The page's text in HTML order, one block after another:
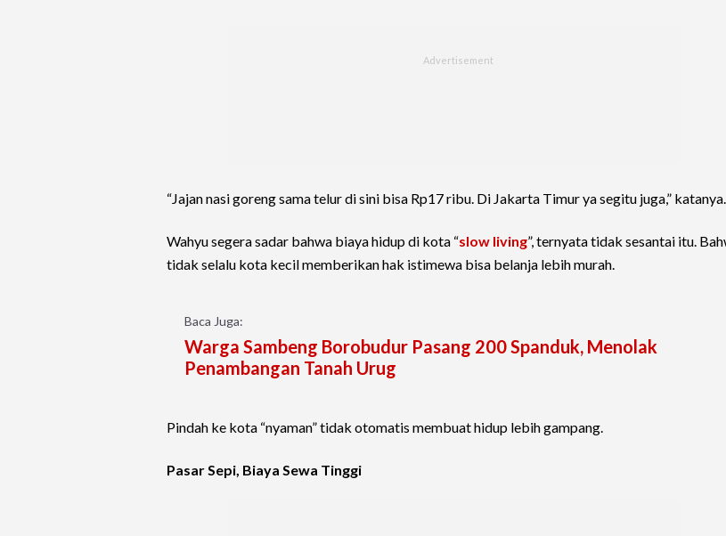
“Jajan nasi goreng sama telur di sini bisa Rp17 ribu. Di Jakarta Timur ya segitu juga,” katanya.
Wahyu segera sadar bahwa biaya hidup di kota “slow living”, ternyata tidak sesantai itu.
tidak selalu kota kecil memberikan hak istimewa bisa belanja lebih murah.
Baca Juga:
Warga Sambeng Borobudur Pasang 200 Spanduk, Menolak
Penambangan Tanah Urug
Pindah ke kota “nyaman” tidak otomatis membuat hidup lebih gampang.
Pasar Sepi, Biaya Sewa Tinggi